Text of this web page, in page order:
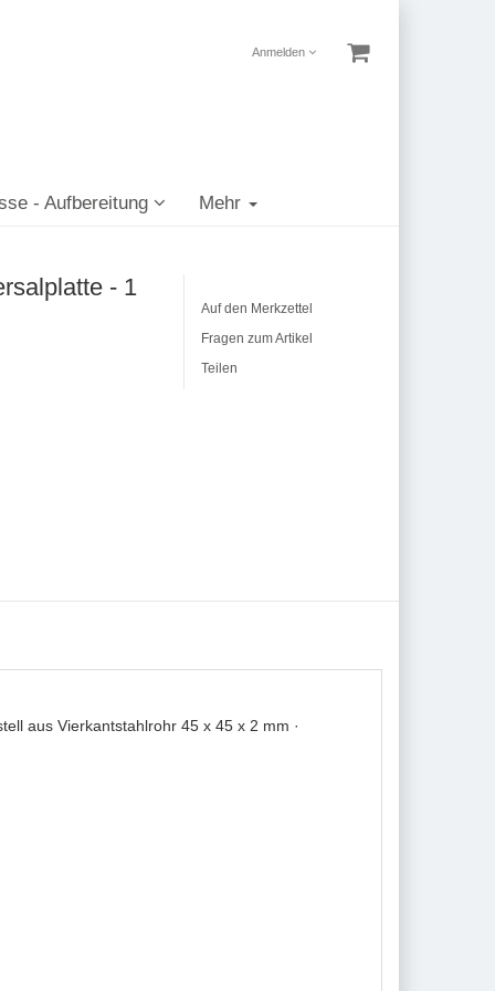
Anmelden
- Aufbereitung Mehr
- 1
Auf den Merkzettel
Fragen zum Artikel
Teilen
aus Vierkantstahlrohr 45 x 45 x 2 mm ·